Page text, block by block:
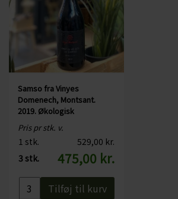
Samso fra Vinyes
Domenech, Montsant.
2019. Økologisk
Pris pr stk. v.
1 stk.
529,00 kr.
3 stk.
475,00 kr.
Tilføj til kurv